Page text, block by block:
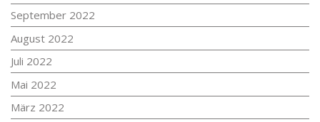
September 2022
August 2022
Juli 2022
Mai 2022
März 2022